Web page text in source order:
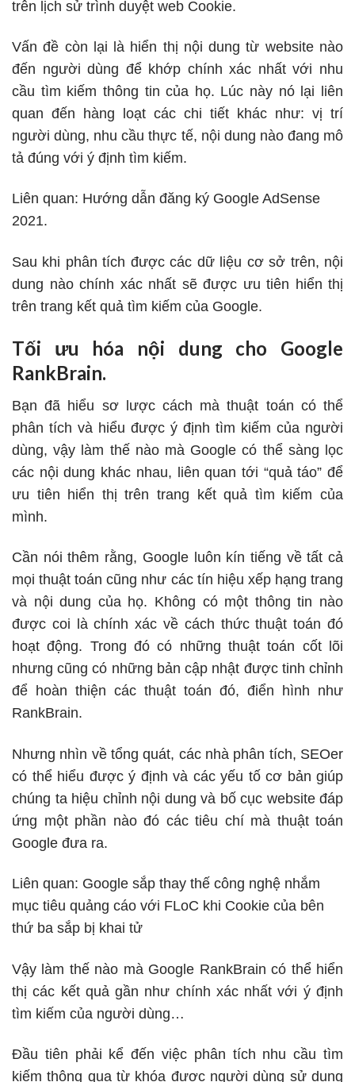
trên lịch sử trình duyệt web Cookie.
Vấn đề còn lại là hiển thị nội dung từ website nào
đến người dùng để khớp chính xác nhất với nhu
cầu tìm kiếm thông tin của họ. Lúc này nó lại liên
quan đến hàng loạt các chi tiết khác như: vị trí
người dùng, nhu cầu thực tế, nội dung nào đang mô
tả đúng với ý định tìm kiếm.
Liên quan: Hướng dẫn đăng ký Google AdSense
2021.
Sau khi phân tích được các dữ liệu cơ sở trên, nội
dung nào chính xác nhất sẽ được ưu tiên hiển thị
trên trang kết quả tìm kiếm của Google.
Tối ưu hóa nội dung cho Google
RankBrain.
Bạn đã hiểu sơ lược cách mà thuật toán có thể
phân tích và hiểu được ý định tìm kiếm của người
dùng, vậy làm thế nào mà Google có thể sàng lọc
các nội dung khác nhau, liên quan tới “quả táo” để
ưu tiên hiển thị trên trang kết quả tìm kiếm của
mình.
Cần nói thêm rằng, Google luôn kín tiếng về tất cả
mọi thuật toán cũng như các tín hiệu xếp hạng trang
và nội dung của họ. Không có một thông tin nào
được coi là chính xác về cách thức thuật toán đó
hoạt động. Trong đó có những thuật toán cốt lõi
nhưng cũng có những bản cập nhật được tinh chỉnh
để hoàn thiện các thuật toán đó, điển hình như
RankBrain.
Nhưng nhìn về tổng quát, các nhà phân tích, SEOer
có thể hiểu được ý định và các yếu tố cơ bản giúp
chúng ta hiệu chỉnh nội dung và bố cục website đáp
ứng một phần nào đó các tiêu chí mà thuật toán
Google đưa ra.
Liên quan: Google sắp thay thế công nghệ nhắm
mục tiêu quảng cáo với FLoC khi Cookie của bên
thứ ba sắp bị khai tử
Vậy làm thế nào mà Google RankBrain có thể hiển
thị các kết quả gần như chính xác nhất với ý định
tìm kiếm của người dùng…
Đầu tiên phải kể đến việc phân tích nhu cầu tìm
kiếm thông qua từ khóa được người dùng sử dụng